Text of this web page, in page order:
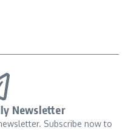
Newsletter
Subscribe now to